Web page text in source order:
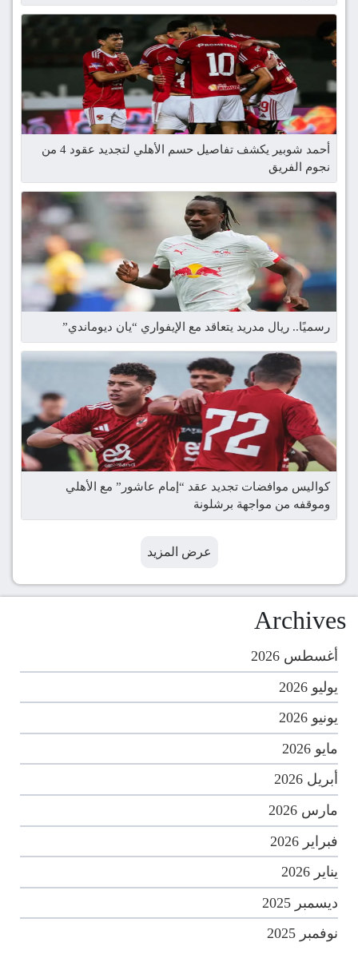
أحمد شوبير يكشف تفاصيل حسم الأهلي لتجديد عقود 4 من
نجوم الفريق
رسميًا.. ريال مدريد يتعاقد مع الإيفواري “يان ديوماندي”
كواليس موافضات تجديد عقد “إمام عاشور” مع الأهلي
وموقفه من مواجهة برشلونة
عرض المزيد
Archives
أغسطس 2026
يوليو 2026
يونيو 2026
مايو 2026
أبريل 2026
مارس 2026
فبراير 2026
يناير 2026
ديسمبر 2025
نوفمبر 2025